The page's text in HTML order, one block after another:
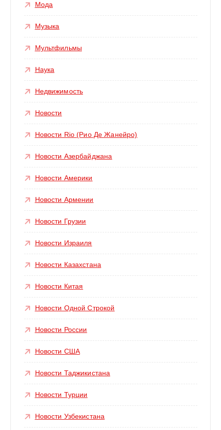
Мода
Музыка
Мультфильмы
Наука
Недвижимость
Новости
Новости Rio (Рио Де Жанейро)
Новости Азербайджана
Новости Америки
Новости Армении
Новости Грузии
Новости Израиля
Новости Казахстана
Новости Китая
Новости Одной Строкой
Новости России
Новости США
Новости Таджикистана
Новости Турции
Новости Узбекистана